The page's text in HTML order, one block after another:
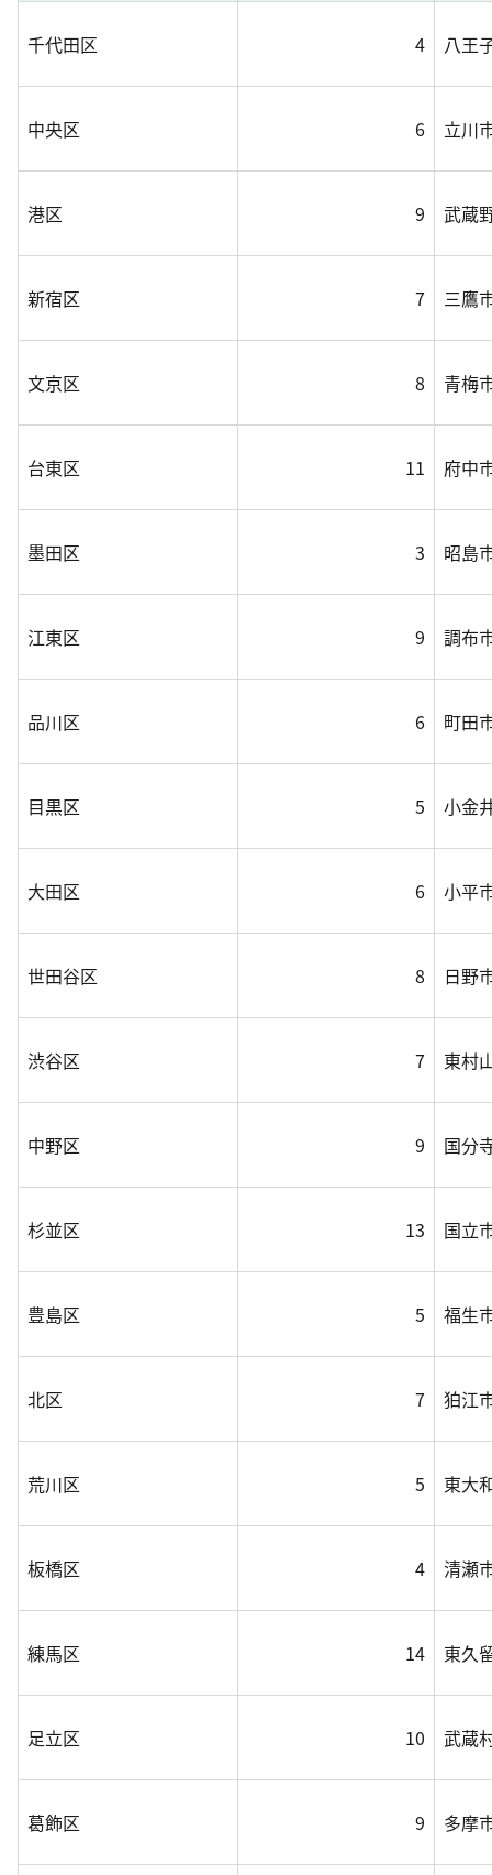
千代田区 4 八王
中央区 6 立川
港区 9 武蔵
新宿区 7 三鷹
文京区 8 青梅
台東区 11 府中
墨田区 3 昭島
江東区 9 調布
品川区 6 町田
目黒区 5 小金
大田区 6 小平
世田谷区 8 日野
渋谷区 7 東村
中野区 9 国分
杉並区 13 国立
豊島区 5 福生
北区 7 狛江
荒川区 5 東大
板橋区 4 清瀬
練馬区 14 東久
足立区 10 武蔵
葛飾区 9 多摩